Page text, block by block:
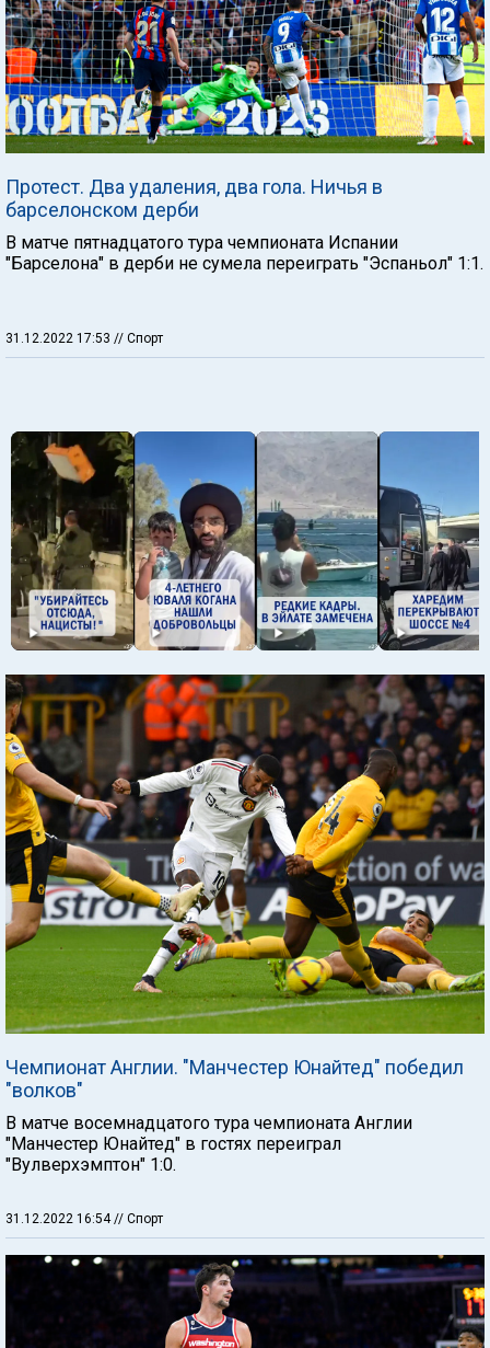
Протест. Два удаления, два гола. Ничья в
барселонском дерби
В матче пятнадцатого тура чемпионата Испании
"Барселона" в дерби не сумела переиграть "Эспаньол" 1:1.
31.12.2022 17:53 // Спорт
Чемпионат Англии. "Манчестер Юнайтед" победил
"волков"
В матче восемнадцатого тура чемпионата Англии
"Манчестер Юнайтед" в гостях переиграл
"Вулверхэмптон" 1:0.
31.12.2022 16:54// Спорт